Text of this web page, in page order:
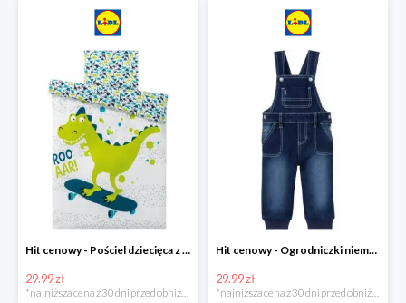
Hit cenowy - Pościel dziecięca z biobawełny renforcé
29.99 zł
Hit cenowy - Ogrodniczki niemowlęce
29.99 zł